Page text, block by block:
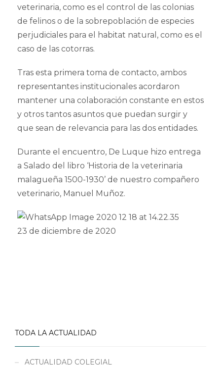
veterinaria, como es el control de las colonias
de felinos o de la sobrepoblación de especies
perjudiciales para el habitat natural, como es el
caso de las cotorras.
Tras esta primera toma de contacto, ambos
representantes institucionales acordaron
mantener una colaboración constante en estos
y otros tantos asuntos que puedan surgir y
que sean de relevancia para las dos entidades.
Durante el encuentro, De Luque hizo entrega
a Salado del libro ‘Historia de la veterinaria
malagueña 1500-1930’ de nuestro compañero
veterinario, Manuel Muñoz.
23 de diciembre de 2020
TODA LA ACTUALIDAD
ACTUALIDAD COLEGIAL